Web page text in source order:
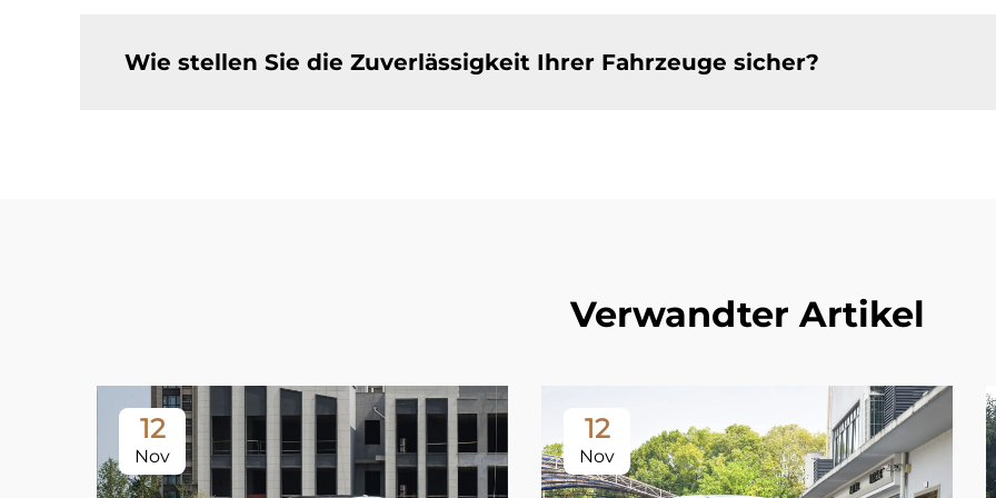
Wie stellen Sie die Zuverlässigkeit Ihrer Fahrzeuge sicher?
Verwandter Artikel
12
Nov
12
Nov